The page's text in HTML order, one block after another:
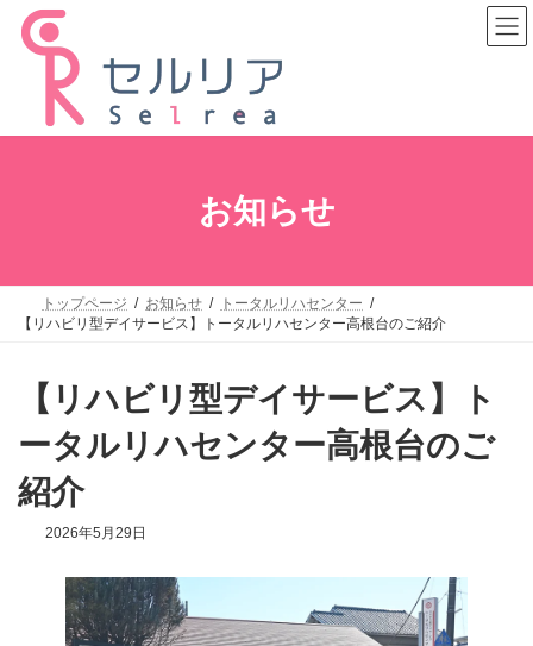
ス
ン
お知らせ
トップページ お知らせ
トータルリハセンター
【リハビリ型デイサービス】トータルリハセンター高根台のご紹介
【リハビリ型デイサービス】ト
ータルリハセンター高根台のご
紹介
2026年5月29日